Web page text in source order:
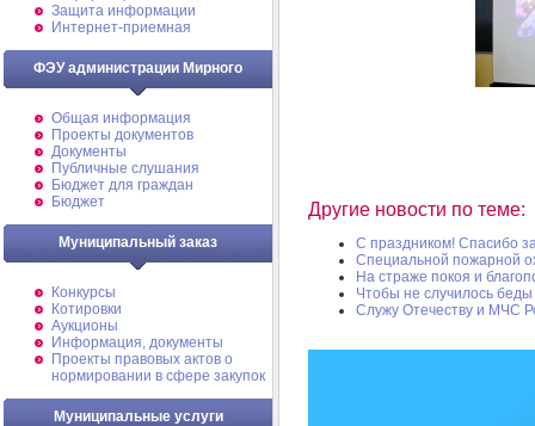
Защита информации
Интернет-приемная
ФЭУ администрации Мирного
Общая информация
Проекты документов
Документы
Публичные слушания
Бюджет для граждан
Бюджет
Муниципальный заказ
Конкурсы
Котировки
Аукционы
Информация, документы
Проекты правовых актов о
нормировании в сфере закупок
Муниципальные услуги
Другие новости по теме:
С праздником! Спасибо
Специальной пожарной
На страже покоя и
Чтобы не случилось беды
Служу Отечеству и МЧС